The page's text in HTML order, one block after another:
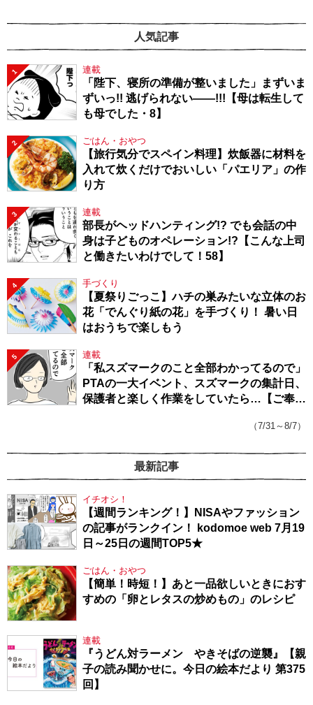
人気記事
1 連載
「陛下、寝所の準備が整いました」まずいま
ずいっ!! 逃げられない――!!!【母は転生して
も母でした・8】
2 ごはん・おやつ
【旅行気分でスペイン料理】炊飯器に材料を
入れて炊くだけでおいしい「パエリア」の作
り方
3 連載
部長がヘッドハンティング!? でも会話の中
身は子どものオペレーション!?【こんな上司
と働きたいわけでして！58】
4 手づくり
【夏祭りごっこ】ハチの巣みたいな立体のお
花「でんぐり紙の花」を手づくり！ 暑い日
はおうちで楽しもう
5 連載
「私スズマークのこと全部わかってるので」
PTAの一大イベント、スズマークの集計日、
保護者と楽しく作業をしていたら…【ご奉仕
（7/31～8/7）
最新記事
イチオシ！
【週間ランキング！】NISAやファッション
の記事がランクイン！ kodomoe web 7月19
日～25日の週間TOP5★
ごはん・おやつ
【簡単！時短！】あと一品欲しいときにおす
すめの「卵とレタスの炒めもの」のレシピ
連載
『うどん対ラーメン やきそばの逆襲』【親
子の読み聞かせに。今日の絵本だより 第375
回】